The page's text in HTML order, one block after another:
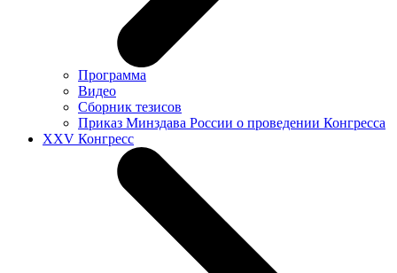
Программа
Видео
Сборник тезисов
Приказ Минздава России о проведении Конгресса
XXV Конгресс